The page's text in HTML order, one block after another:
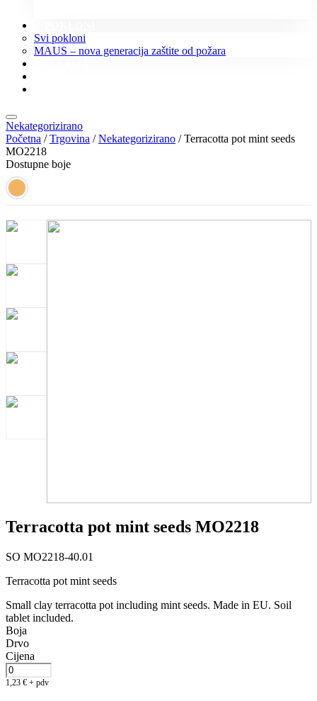
Svi pokloni
MAUS – nova generacija zaštite od požara
Nekategorizirano
Početna /Trgovina /Nekategorizirano / Terracotta pot mint seeds
MO2218
Dostupne boje
Terracotta pot mint seeds MO2218
SO MO2218-40.01
Terracotta pot mint seeds
Small clay terracotta pot including mint seeds. Made in EU. Soil
tablet included.
Boja
Drvo
Cijena
1,23 € + pdv